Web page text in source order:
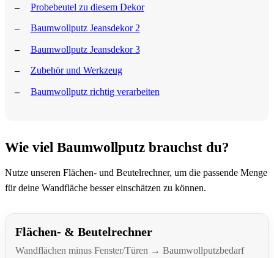
Probebeutel zu diesem Dekor
Baumwollputz Jeansdekor 2
Baumwollputz Jeansdekor 3
Zubehör und Werkzeug
Baumwollputz richtig verarbeiten
Wie viel Baumwollputz brauchst du?
Nutze unseren Flächen- und Beutelrechner, um die passende Menge
für deine Wandfläche besser einschätzen zu können.
Flächen- & Beutelrechner
Wandflächen minus Fenster/Türen → Baumwollputzbedarf